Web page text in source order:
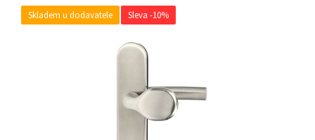
Nákupní košík0 ks
Skladem u dodavatele Sleva -10%